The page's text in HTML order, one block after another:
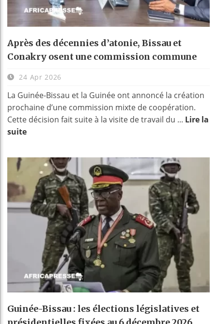
Après des décennies d’atonie, Bissau et
Conakry osent une commission commune
24 Apr 2026
La Guinée-Bissau et la Guinée ont annoncé la création
prochaine d’une commission mixte de coopération.
Cette décision fait suite à la visite de travail du ... Lire la
suite
Guinée-Bissau : les élections législatives et